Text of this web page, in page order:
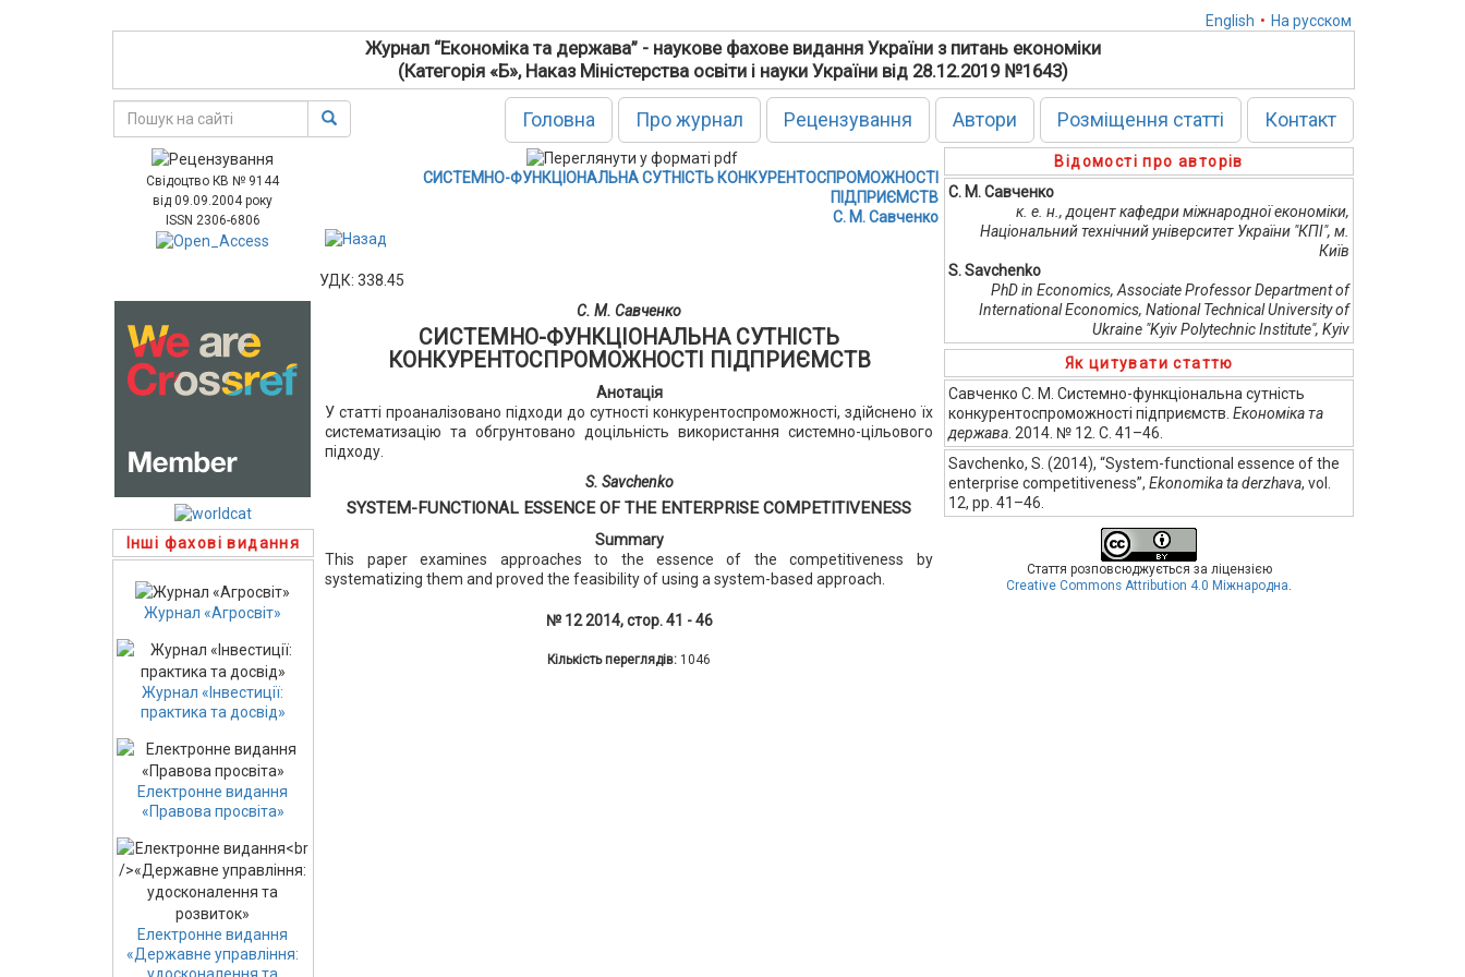
English • На русском
Журнал “Економіка та держава” - наукове фахове видання України з питань економіки
(Категорія «Б», Наказ Міністерства освіти і науки України від 28.12.2019 №1643)
Головна Про журнал Рецензування Автори Розміщення статті Контакт
Свідоцтво КВ № 9144
від 09.09.2004 року
ISSN 2306-6806
Інші фахові видання
Журнал «Агросвіт»
Журнал «Інвестиції:
практика та досвід»
Електронне видання
«Правова просвіта»
Електронне видання
«Державне управління:
СИСТЕМНО-ФУНКЦІОНАЛЬНА СУТНІСТЬ КОНКУРЕНТОСПРОМОЖНОСТІ
ПІДПРИЄМСТВ
С. М. Савченко
УДК: 338.45
С. М. Савченко
СИСТЕМНО-ФУНКЦІОНАЛЬНА СУТНІСТЬ
КОНКУРЕНТОСПРОМОЖНОСТІ ПІДПРИЄМСТВ
Анотація
У статті проаналізовано підходи до сутності конкурентоспроможності, здійснено їх
систематизацію та обгрунтовано доцільність використання системно-цільового
підходу.
S. Savchenko
SYSTEM-FUNCTIONAL ESSENCE OF THE ENTERPRISE COMPETITIVENESS
Summary
This paper examines approaches to the essence of the competitiveness by
systematizing them and proved the feasibility of using a system-based approach.
№ 12 2014, стор. 41 - 46
Кількість переглядів: 1046
Відомості про авторів
С. М. Савченко
к. е. н., доцент кафедри міжнародної економіки,
Національний технічний університет України "КПІ", м.
Київ
S. Savchenko
PhD in Economics, Associate Professor Department of
International Economics, National Technical University of
Ukraine "Kyiv Polytechnic Institute", Kyiv
Як цитувати статтю
Савченко С. М. Системно-функціональна сутність
конкурентоспроможності підприємств. Економіка та
держава. 2014. № 12. С. 41–46.
Savchenko, S. (2014), “System-functional essence of the
enterprise competitiveness”, Ekonomika ta derzhava, vol.
12, pp. 41–46.
Стаття розповсюджується за ліцензією
Creative Commons Attribution 4.0 Міжнародна.